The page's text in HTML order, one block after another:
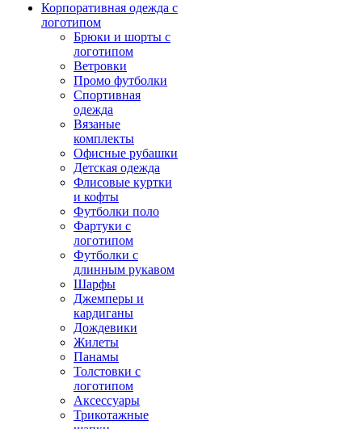
Корпоративная одежда с
логотипом
Брюки и шорты с
логотипом
Ветровки
Промо футболки
Спортивная
одежда
Вязаные
комплекты
Офисные рубашки
Детская одежда
Флисовые куртки
и кофты
Футболки поло
Фартуки с
логотипом
Футболки с
длинным рукавом
Шарфы
Джемперы и
кардиганы
Дождевики
Жилеты
Панамы
Толстовки с
логотипом
Аксессуары
Трикотажные